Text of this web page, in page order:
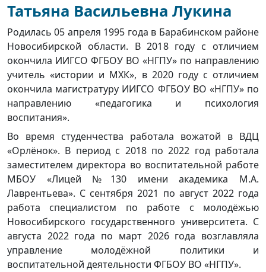
Татьяна Васильевна Лукина
Родилась 05 апреля 1995 года в Барабинском районе
Новосибирской области. В 2018 году с отличием
окончила ИИГСО ФГБОУ ВО «НГПУ» по направлению
учитель «истории и МХК», в 2020 году с отличием
окончила магистратуру ИИГСО ФГБОУ ВО «НГПУ» по
направлению «педагогика и психология
воспитания».
Во время студенчества работала вожатой в ВДЦ
«Орлёнок». В период с 2018 по 2022 год работала
заместителем директора во воспитательной работе
МБОУ «Лицей №130 имени академика М.А.
Лаврентьева». С сентября 2021 по август 2022 года
работа специалистом по работе с молодёжью
Новосибирского государственного университета. С
августа 2022 года по март 2026 года возглавляла
управление молодёжной политики и
воспитательной деятельности ФГБОУ ВО «НГПУ».